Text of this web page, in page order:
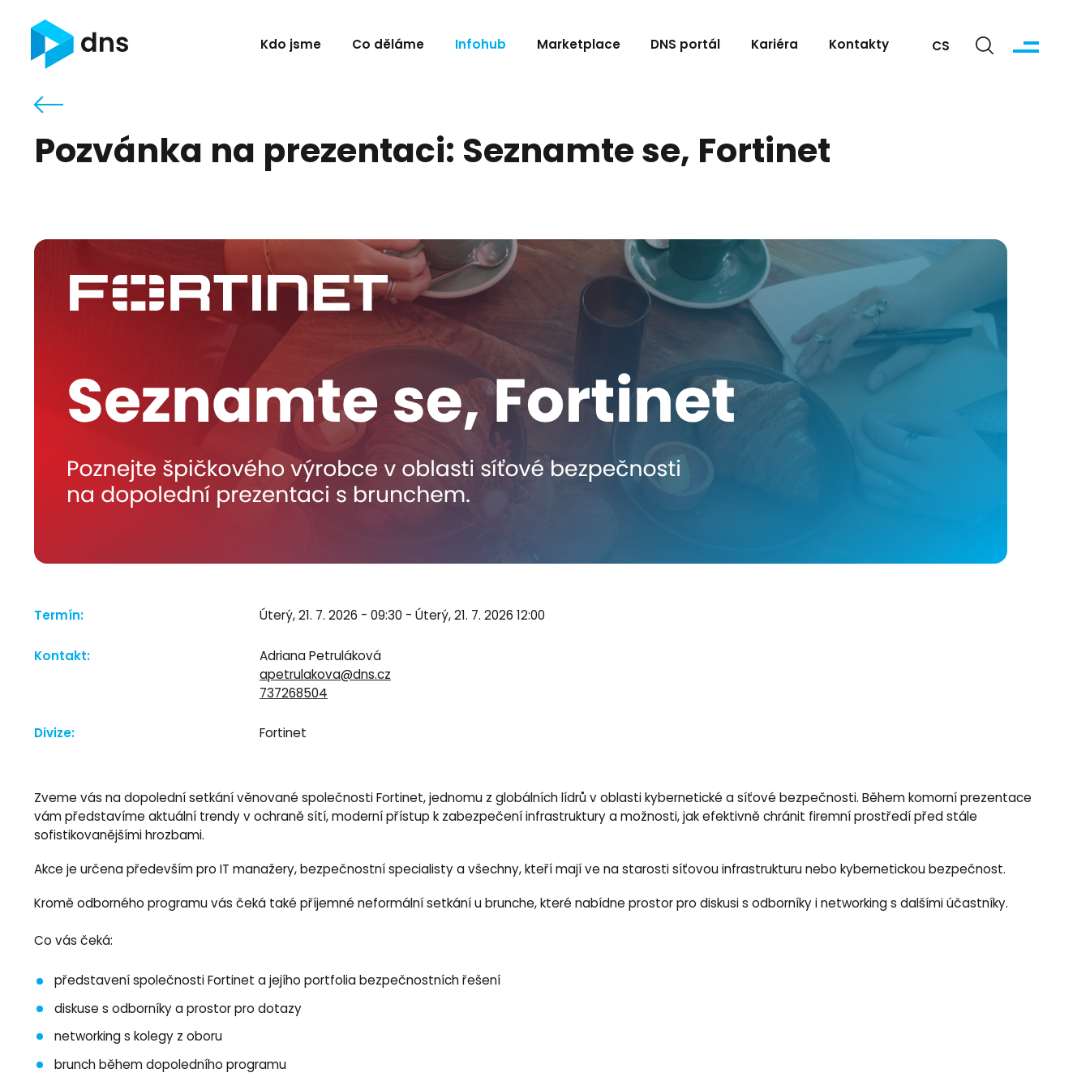
Kdo jsme Co děláme Infohub Marketplace DNS portál Kariéra Kontakty CS
Pozvánka na prezentaci: Seznamte se, Fortinet
Termín: Úterý, 21. 7. 2026 - 09:30 - Úterý, 21. 7. 2026 12:00
Kontakt:
Adriana Petruláková
apetrulakova@dns.cz
737268504
Divize: Fortinet
Zveme vás na dopolední setkání věnované společnosti Fortinet, jednomu z globálních lídrů v oblasti kybernetické a síťové bezpečnosti. Během komorní prezentace
vám představíme aktuální trendy v ochraně sítí, moderní přístup k zabezpečení infrastruktury a možnosti, jak efektivně chránit firemní prostředí před stále
sofistikovanějšími hrozbami.
Akce je určena především pro IT manažery, bezpečnostní specialisty a všechny, kteří mají ve na starosti síťovou infrastrukturu nebo kybernetickou bezpečnost.
Kromě odborného programu vás čeká také příjemné neformální setkání u brunche, které nabídne prostor pro diskusi s odborníky i networking s dalšími účastníky.
Co vás čeká:
představení společnosti Fortinet a jejího portfolia bezpečnostních řešení
diskuse s odborníky a prostor pro dotazy
networking s kolegy z oboru
brunch během dopoledního programu